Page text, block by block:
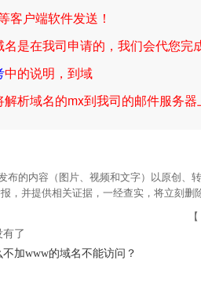
客户端软件发送！
名是在我司申请的，我们会代您
中的说明，到域
析域名的mx到我司的邮件服务
布的内容（图片、视频和文字）以原创、
，并提供相关证据，一经查实，将立刻删
了
不加www的域名不能访问？